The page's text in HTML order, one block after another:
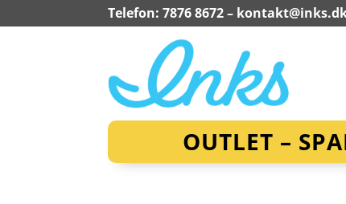
Telefon: 7876 8672 –
OUTLET –